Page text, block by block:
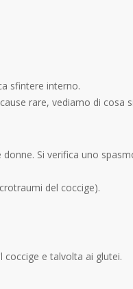
sfintere interno.
rare, vediamo di cosa
Si verifica uno
del coccige).
coccige e talvolta ai glutei.